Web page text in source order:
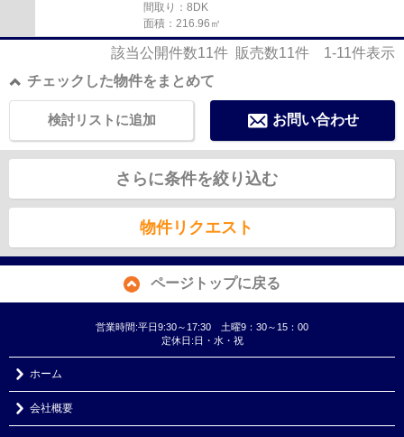
間取り：8DK
面積：216.96㎡
該当公開件数11件 販売数11件 1-11件表示
チェックした物件をまとめて
お問い合わせ
検討リストに追加
さらに条件を絞り込む
物件リクエスト
ページトップに戻る
営業時間:平日9:30～17:30 土曜9：30～15：00
定休日:日・水・祝
ホーム
会社概要